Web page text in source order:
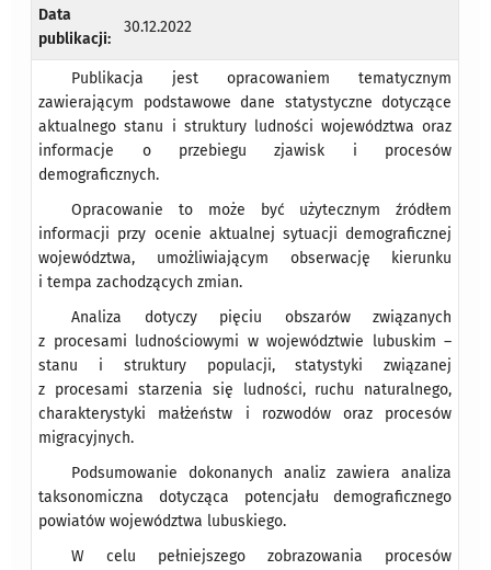
Data
publikacji:
30.12.2022
Publikacja jest opracowaniem tematycznym
zawierającym podstawowe dane statystyczne dotyczące
aktualnego stanu i struktury ludności województwa oraz
informacje o przebiegu zjawisk i procesów
demograficznych.
Opracowanie to może być użytecznym źródłem
informacji przy ocenie aktualnej sytuacji demograficznej
województwa, umożliwiającym obserwację kierunku
i tempa zachodzących zmian.
Analiza dotyczy pięciu obszarów związanych
z procesami ludnościowymi w województwie lubuskim –
stanu i struktury populacji, statystyki związanej
z procesami starzenia się ludności, ruchu naturalnego,
charakterystyki małżeństw i rozwodów oraz procesów
migracyjnych.
Podsumowanie dokonanych analiz zawiera analiza
taksonomiczna dotycząca potencjału demograficznego
powiatów województwa lubuskiego.
W celu pełniejszego zobrazowania procesów